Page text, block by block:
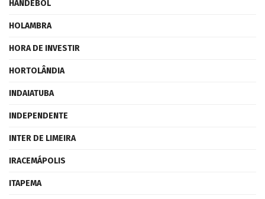
HANDEBOL
HOLAMBRA
HORA DE INVESTIR
HORTOLÂNDIA
INDAIATUBA
INDEPENDENTE
INTER DE LIMEIRA
IRACEMÁPOLIS
ITAPEMA